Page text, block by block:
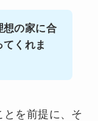
想の家に合
くれま
を前提に、そ